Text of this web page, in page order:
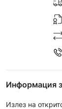
Информация
Излез на